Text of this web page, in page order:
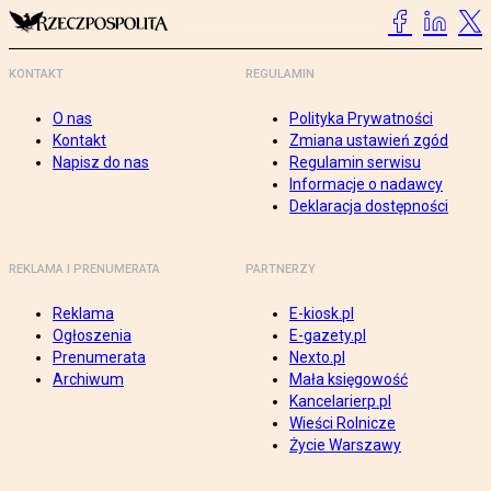
KONTAKT
O nas
Kontakt
Napisz do nas
REGULAMIN
Polityka Prywatności
Zmiana ustawień zgód
Regulamin serwisu
Informacje o nadawcy
Deklaracja dostępności
REKLAMA I PRENUMERATA
Reklama
Ogłoszenia
Prenumerata
Archiwum
PARTNERZY
E-kiosk.pl
E-gazety.pl
Nexto.pl
Mała księgowość
Kancelarierp.pl
Wieści Rolnicze
Życie Warszawy